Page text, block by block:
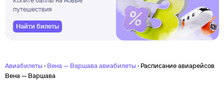
путешествия
Найти билеты
Авиабилеты · Вена — Варшава авиабилеты · Расписание авиарейсов
Вена — Варшава